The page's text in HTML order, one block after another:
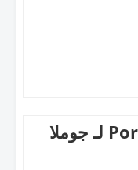
ترجمة Portuguese, Brazil لـ جوملا